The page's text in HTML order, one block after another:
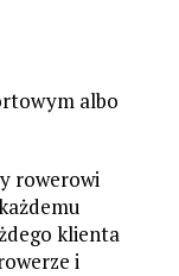
albo
rowerowi
klienta
i